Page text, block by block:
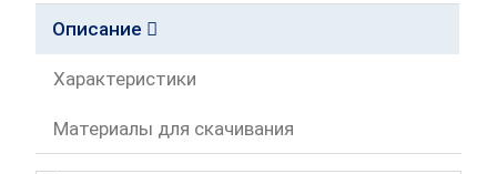
Описание
Характеристики
Материалы для скачивания